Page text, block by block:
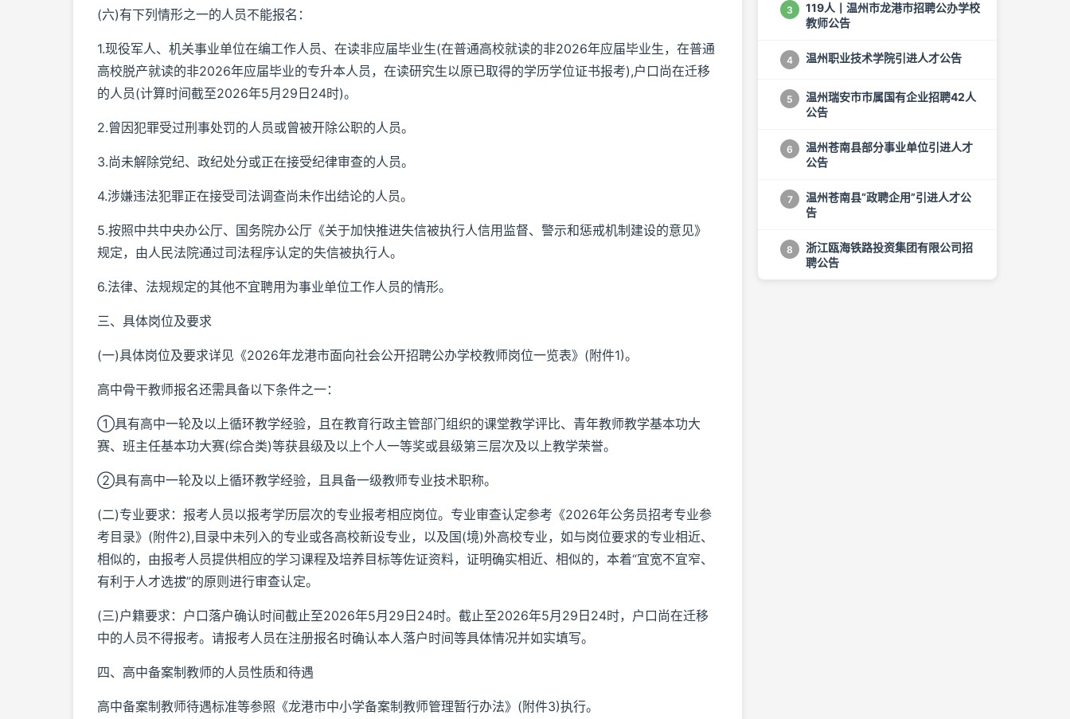
(六)有下列情形之一的人员不能报名：
1.现役军人、机关事业单位在编工作人员、在读非应届毕业生(在普通高校就读的非2026年应届毕业生，在普通
高校脱产就读的非2026年应届毕业的专升本人员，在读研究生以原已取得的学历学位证书报考),户口尚在迁移
的人员(计算时间截至2026年5月29日24时)。
2.曾因犯罪受过刑事处罚的人员或曾被开除公职的人员。
3.尚未解除党纪、政纪处分或正在接受纪律审查的人员。
4.涉嫌违法犯罪正在接受司法调查尚未作出结论的人员。
5.按照中共中央办公厅、国务院办公厅《关于加快推进失信被执行人信用监督、警示和惩戒机制建设的意见》
规定，由人民法院通过司法程序认定的失信被执行人。
6.法律、法规规定的其他不宜聘用为事业单位工作人员的情形。
三、具体岗位及要求
(一)具体岗位及要求详见《2026年龙港市面向社会公开招聘公办学校教师岗位一览表》(附件1)。
高中骨干教师报名还需具备以下条件之一：
①具有高中一轮及以上循环教学经验，且在教育行政主管部门组织的课堂教学评比、青年教师教学基本功大
赛、班主任基本功大赛(综合类)等获县级及以上个人一等奖或县级第三层次及以上教学荣誉。
②具有高中一轮及以上循环教学经验，且具备一级教师专业技术职称。
(二)专业要求：报考人员以报考学历层次的专业报考相应岗位。专业审查认定参考《2026年公务员招考专业参
考目录》(附件2),目录中未列入的专业或各高校新设专业，以及国(境)外高校专业，如与岗位要求的专业相近、
相似的，由报考人员提供相应的学习课程及培养目标等佐证资料，证明确实相近、相似的，本着“宜宽不宜窄、
有利于人才选拔”的原则进行审查认定。
(三)户籍要求：户口落户确认时间截止至2026年5月29日24时。截止至2026年5月29日24时，户口尚在迁移
中的人员不得报考。请报考人员在注册报名时确认本人落户时间等具体情况并如实填写。
四、高中备案制教师的人员性质和待遇
高中备案制教师待遇标准等参照《龙港市中小学备案制教师管理暂行办法》(附件3)执行。
3
119人丨温州市龙港市招聘公办学校
教师公告
4 温州职业技术学院引进人才公告
5
温州瑞安市市属国有企业招聘42人
公告
6
温州苍南县部分事业单位引进人才
公告
7
温州苍南县“政聘企用”引进人才公
告
8
浙江瓯海铁路投资集团有限公司招
聘公告